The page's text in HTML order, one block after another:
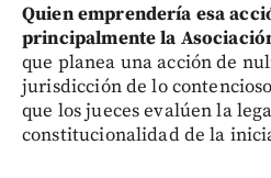
Quien emprendería esa
principalmente la
que planea una acción de
jurisdicción de lo
que los jueces evalúen la
constitucionalidad de la